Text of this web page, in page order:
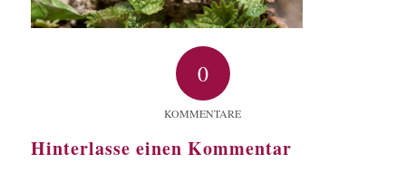
0
KOMMENTARE
Hinterlasse einen Kommentar